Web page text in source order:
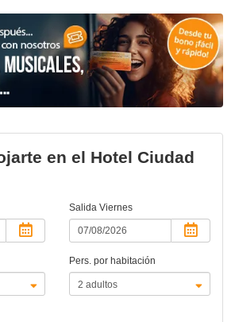
en el Hotel Ciudad
Salida Viernes
Pers. por habitación